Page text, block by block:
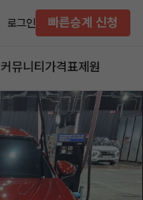
로그인 빠른승계 신청
커뮤니티 가격표제원